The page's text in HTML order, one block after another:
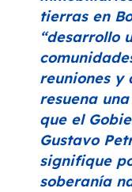
tierras en
“desarrollo
reuniones y
resuena
que el
Gustavo
signifique
soberanía